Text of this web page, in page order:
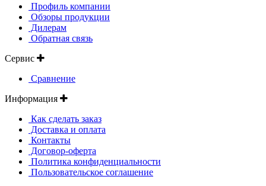
Профиль компании
Обзоры продукции
Дилерам
Обратная связь
Сервис
Сравнение
Информация
Как сделать заказ
Доставка и оплата
Контакты
Договор-оферта
Политика конфиденциальности
Пользовательское соглашение